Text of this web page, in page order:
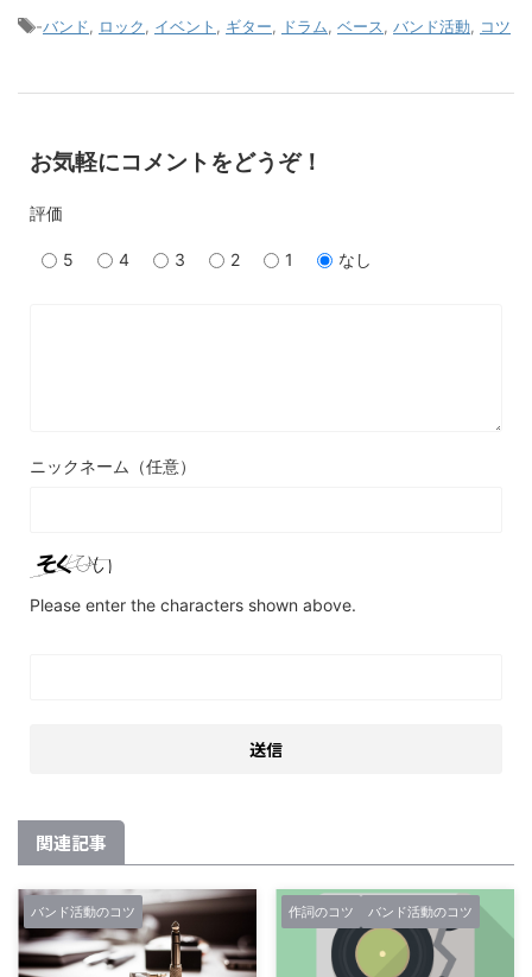
-バンド ロック イベント ギター ドラム ベース バンド活動 コツ
お気軽にコメントをどうぞ！
評価
5 4 3 2 1 なし
ニックネーム（任意）
Please enter the characters shown above.
関連記事
バンド活動のコツ 作詞のコツ バンド活動のコツ